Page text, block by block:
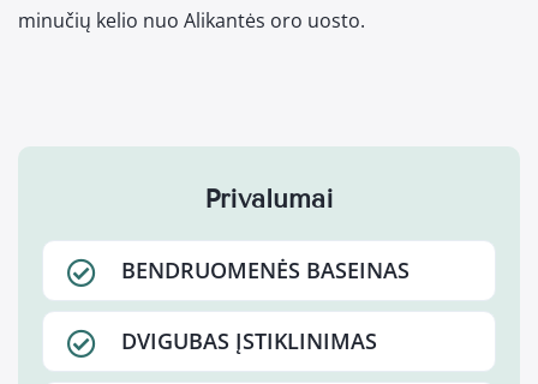
minučių kelio nuo Alikantės oro uosto.
Privalumai
BENDRUOMENĖS BASEINAS
DVIGUBAS ĮSTIKLINIMAS